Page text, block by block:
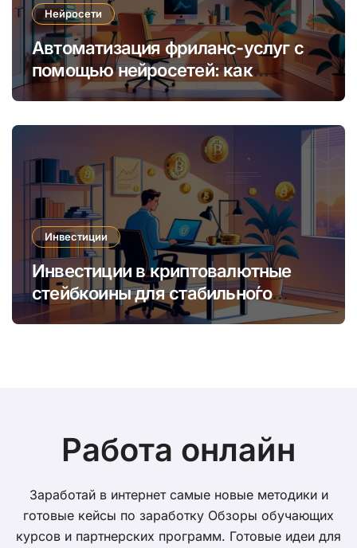
Нейросети
Автоматизация фриланс-услуг с
помощью нейросетей: как
увеличить доход и сократить
Инвестиции
Инвестиции в криптовалютные
стейбкоины для стабильно́го
онлайн-заработка в условиях
Работа онлайн
Заработай в интернет самые новые методики и
готовые кейсы по заработку Обзоры обучающих
курсов и партнерских программ. Готовые идеи для